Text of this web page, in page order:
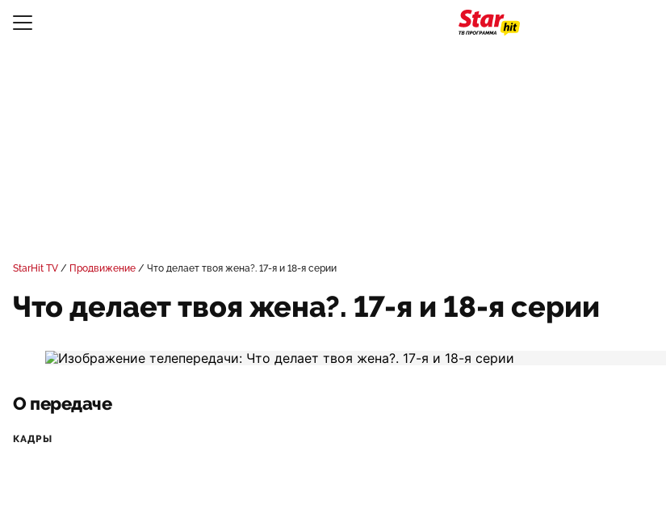
StarHit TV Продвижение Что делает твоя жена?. 17-я и 18-я серии
Что делает твоя жена?. 17-я и 18-я серии
О передаче
КАДРЫ